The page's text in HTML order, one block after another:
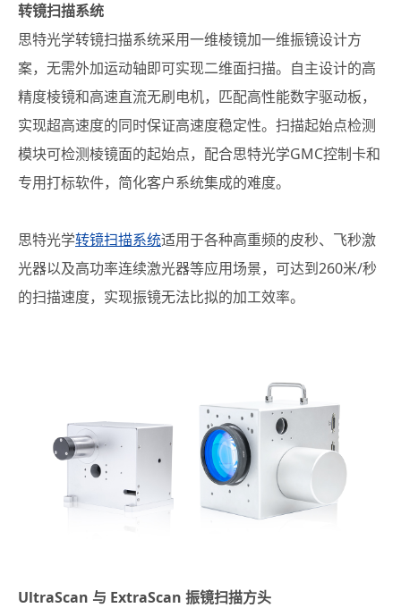
转镜扫描系统
思特光学转镜扫描系统采用一维棱镜加一维振镜设计方
案，无需外加运动轴即可实现二维面扫描。自主设计的高
精度棱镜和高速直流无刷电机，匹配高性能数字驱动板，
实现超高速度的同时保证高速度稳定性。扫描起始点检测
模块可检测棱镜面的起始点，配合思特光学GMC控制卡和
专用打标软件，简化客户系统集成的难度。
思特光学转镜扫描系统适用于各种高重频的皮秒、飞秒激
光器以及高功率连续激光器等应用场景，可达到260米/秒
的扫描速度，实现振镜无法比拟的加工效率。
UltraScan 与 ExtraScan 振镜扫描方头